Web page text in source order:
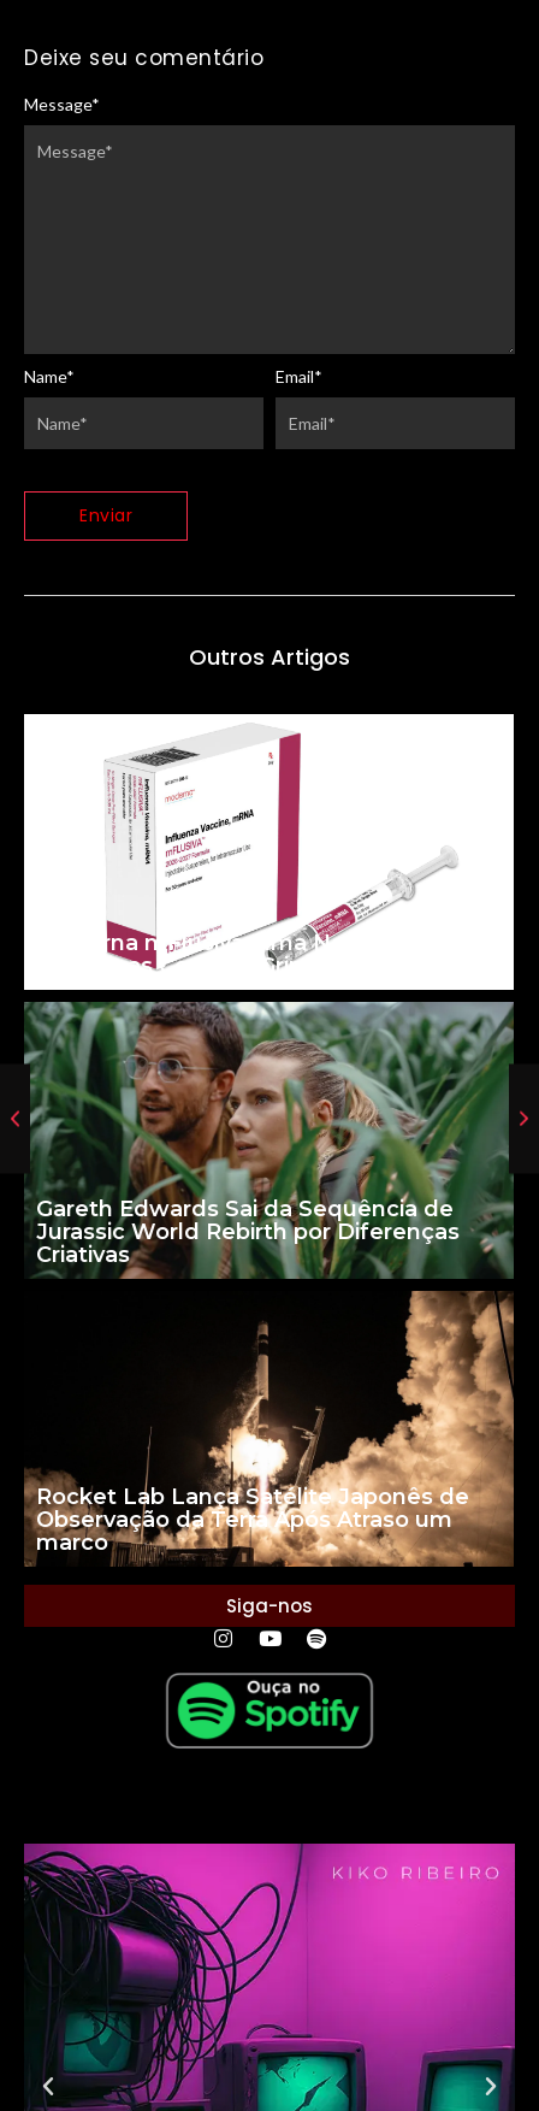
Deixe seu comentário
Message*
Name* Email*
Outros Artigos
Moderna mFlusiva: uma Nova Era para
as Vacinas Contra a Gripe
Gareth Edwards Sai da Sequência de
Jurassic World Rebirth por Diferenças
Criativas
Rocket Lab Lança Satélite Japonês de
Observação da Terra Após Atraso um
marco
Siga-nos